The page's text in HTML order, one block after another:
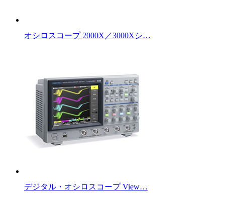
オシロスコープ 2000X／3000Xシ…
デジタル・オシロスコープ View…